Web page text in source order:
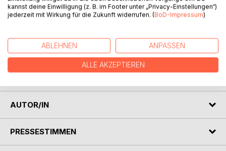
Alek. Ben’s Coming-out zerstört auf den ersten Blick alles,
schließlich erklären darf und Alek seinen besten Freund
neu kennen lernt. Im Frieden wiedervereint überrascht der
überzeugte Hetero und Gigolo Alek seinen besten Freund
mit einer unerwarteten Idee… Coming In?
AUTOR/IN
PRESSESTIMMEN
kannst deine Einwilligung (z. B. im Footer unter „Privacy-Einstellungen“)
jederzeit mit Wirkung für die Zukunft widerrufen. (BoD-Impressum)
ABLEHNEN ANPASSEN
ALLE AKZEPTIEREN